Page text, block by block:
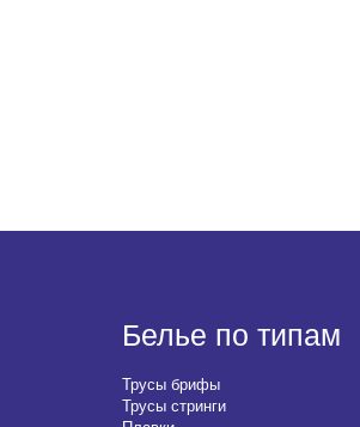
Белье по типам
Трусы брифы
Трусы стринги